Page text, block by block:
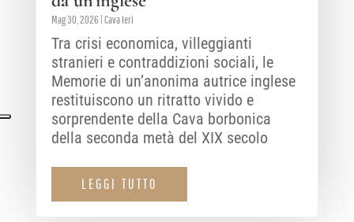
Mag 30, 2026 Cava Ieri
Tra crisi economica, villeggianti
stranieri e contraddizioni sociali, le
Memorie di un’anonima autrice inglese
restituiscono un ritratto vivido e
sorprendente della Cava borbonica
della seconda metà del XIX secolo
LEGGI TUTTO